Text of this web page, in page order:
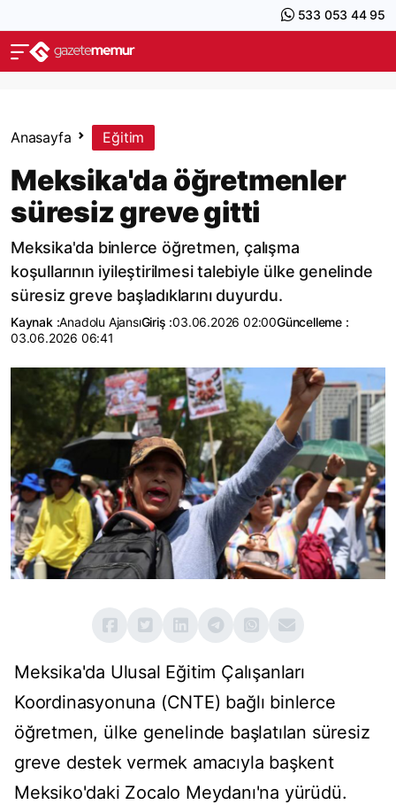
533 053 44 95
Anasayfa Eğitim
Meksika'da öğretmenler
süresiz greve gitti
Meksika'da binlerce öğretmen, çalışma
koşullarının iyileştirilmesi talebiyle ülke genelinde
süresiz greve başladıklarını duyurdu.
Kaynak :Anadolu AjansıGiriş :03.06.2026 02:00Güncelleme :
03.06.2026 06:41
Meksika'da Ulusal Eğitim Çalışanları
Koordinasyonuna (CNTE) bağlı binlerce
öğretmen, ülke genelinde başlatılan süresiz
greve destek vermek amacıyla başkent
Meksiko'daki Zocalo Meydanı'na yürüdü.